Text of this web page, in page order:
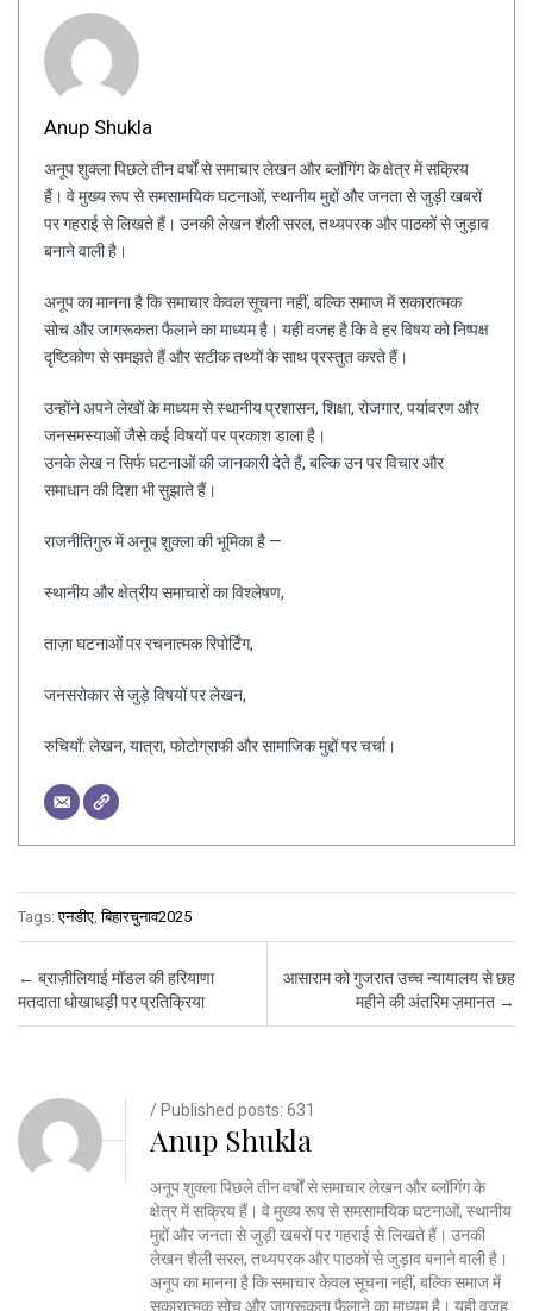
Anup Shukla
अनूप शुक्ला पिछले तीन वर्षों से समाचार लेखन और ब्लॉगिंग के क्षेत्र में सक्रिय
हैं। वे मुख्य रूप से समसामयिक घटनाओं, स्थानीय मुद्दों और जनता से जुड़ी खबरों
पर गहराई से लिखते हैं। उनकी लेखन शैली सरल, तथ्यपरक और पाठकों से जुड़ाव
बनाने वाली है।
अनूप का मानना है कि समाचार केवल सूचना नहीं, बल्कि समाज में सकारात्मक
सोच और जागरूकता फैलाने का माध्यम है। यही वजह है कि वे हर विषय को निष्पक्ष
दृष्टिकोण से समझते हैं और सटीक तथ्यों के साथ प्रस्तुत करते हैं।
उन्होंने अपने लेखों के माध्यम से स्थानीय प्रशासन, शिक्षा, रोजगार, पर्यावरण और
जनसमस्याओं जैसे कई विषयों पर प्रकाश डाला है।
उनके लेख न सिर्फ घटनाओं की जानकारी देते हैं, बल्कि उन पर विचार और
समाधान की दिशा भी सुझाते हैं।
राजनीतिगुरु में अनूप शुक्ला की भूमिका है —
स्थानीय और क्षेत्रीय समाचारों का विश्लेषण,
ताज़ा घटनाओं पर रचनात्मक रिपोर्टिंग,
जनसरोकार से जुड़े विषयों पर लेखन,
रुचियाँ: लेखन, यात्रा, फोटोग्राफी और सामाजिक मुद्दों पर चर्चा।
Tags:एनडीए ,बिहारचुनाव2025
Post navigation
← ब्राज़ीलियाई मॉडल की हरियाणा
मतदाता धोखाधड़ी पर प्रतिक्रिया
आसाराम को गुजरात उच्च न्यायालय से छह
महीने की अंतरिम ज़मानत →
/ Published posts: 631
Anup Shukla
अनूप शुक्ला पिछले तीन वर्षों से समाचार लेखन और ब्लॉगिंग के
क्षेत्र में सक्रिय हैं। वे मुख्य रूप से समसामयिक घटनाओं, स्थानीय
मुद्दों और जनता से जुड़ी खबरों पर गहराई से लिखते हैं। उनकी
लेखन शैली सरल, तथ्यपरक और पाठकों से जुड़ाव बनाने वाली है।
अनूप का मानना है कि समाचार केवल सूचना नहीं, बल्कि समाज में
सकारात्मक सोच और जागरूकता फैलाने का माध्यम है। यही वजह